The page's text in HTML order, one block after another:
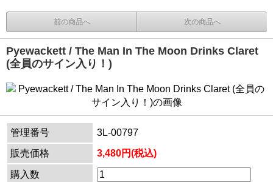
前の商品へ 次の商品へ
Pyewackett / The Man In The Moon Drinks Claret
(全員のサイン入り！)
管理番号
3L-00797
販売価格
3,480円(税込)
購入数